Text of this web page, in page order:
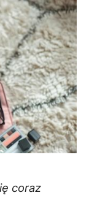
coraz